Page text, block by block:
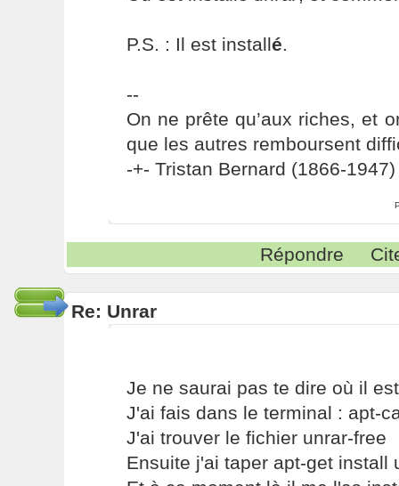
P.S. : Il est installé.
--
On ne prête qu’aux riches, et
que les autres remboursent
-+- Tristan Bernard (1866-1947)
Répondre
Re: Unrar
Je ne saurai pas te dire où il
J'ai fais dans le terminal : apt-
J'ai trouver le fichier unrar-free
Ensuite j'ai taper apt-get install